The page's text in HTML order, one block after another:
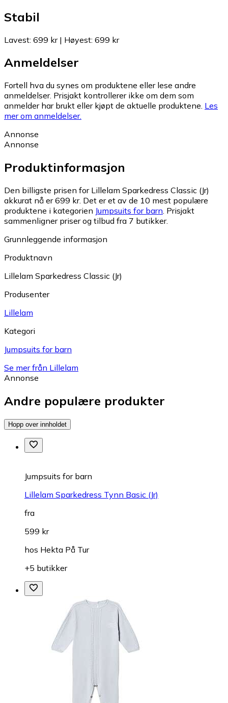
Stabil
Lavest: 699 kr| Høyest: 699 kr
Anmeldelser
Fortell hva du synes om produktene eller lese andre
anmeldelser. Prisjakt kontrollerer ikke om dem som
anmelder har brukt eller kjøpt de aktuelle produktene. Les
mer om anmeldelser.
Annonse
Annonse
Produktinformasjon
Den billigste prisen for Lillelam Sparkedress Classic (Jr)
akkurat nå er 699 kr. Det er et av de 10 mest populære
produktene i kategorien Jumpsuits for barn. Prisjakt
sammenligner priser og tilbud fra 7 butikker.
Grunnleggende informasjon
Produktnavn
Lillelam Sparkedress Classic (Jr)
Produsenter
Lillelam
Kategori
Jumpsuits for barn
Se mer från Lillelam
Annonse
Andre populære produkter
Hopp over innholdet
Jumpsuits for barn
Lillelam Sparkedress Tynn Basic (Jr)
fra
599 kr
hos Hekta På Tur
+5 butikker